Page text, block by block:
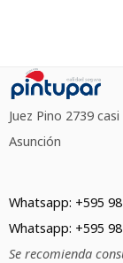
Juez Pino 2739
Asunción
Whatsapp: +595
Whatsapp: +595
Se recomienda